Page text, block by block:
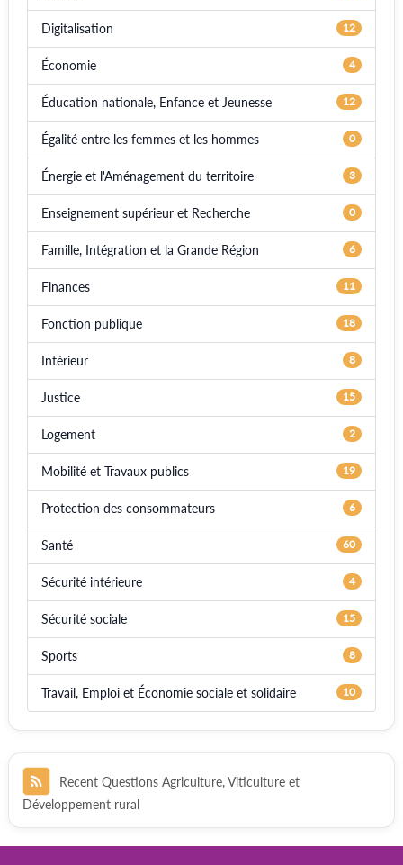
Digitalisation 12
Économie 4
Éducation nationale, Enfance et Jeunesse 12
Égalité entre les femmes et les hommes 0
Énergie et l'Aménagement du territoire 3
Enseignement supérieur et Recherche 0
Famille, Intégration et la Grande Région 6
Finances 11
Fonction publique 18
Intérieur 8
Justice 15
Logement 2
Mobilité et Travaux publics 19
Protection des consommateurs 6
Santé 60
Sécurité intérieure 4
Sécurité sociale 15
Sports 8
Travail, Emploi et Économie sociale et solidaire 10
Recent Questions Agriculture, Viticulture et
Développement rural